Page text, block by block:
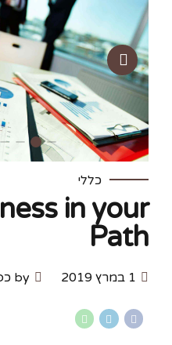
כללי
in your
Path
1 במרץ 2019 by כפיר אפרים